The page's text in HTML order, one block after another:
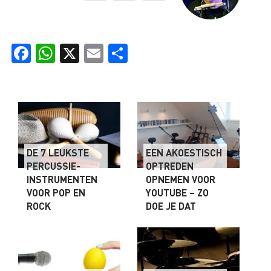
FacebookWhatsApp Email
DE 7 LEUKSTE
PERCUSSIE-
INSTRUMENTEN
VOOR POP EN
ROCK
EEN AKOESTISCH
OPTREDEN
OPNEMEN VOOR
YOUTUBE – ZO
DOE JE DAT